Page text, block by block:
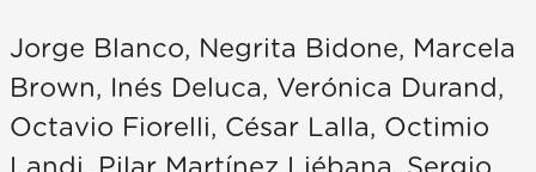
Jorge Blanco, Negrita Bidone, Marcela
Brown, Inés Deluca, Verónica Durand,
Octavio Fiorelli, César Lalla, Octimio